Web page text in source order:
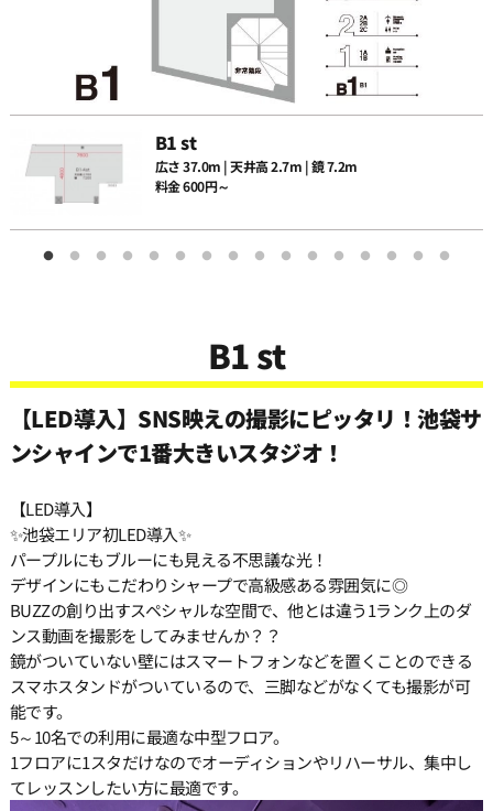
13:00
14:30
15:00
15:30
16:00
16:30
17:00
17:30
B1 st
広さ 37.0m | 天井高 2.7m | 鏡 7.2m
料金 600円～
B1 st
【LED導入】SNS映えの撮影にピッタリ！池袋サ
ンシャインで1番大きいスタジオ！
【LED導入】
✨池袋エリア初LED導入✨
パープルにもブルーにも見える不思議な光！
デザインにもこだわりシャープで高級感ある雰囲気に◎
BUZZの創り出すスペシャルな空間で、他とは違う1ランク上のダ
ンス動画を撮影をしてみませんか？？
鏡がついていない壁にはスマートフォンなどを置くことのできる
スマホスタンドがついているので、三脚などがなくても撮影が可
能です。
5～10名での利用に最適な中型フロア。
1フロアに1スタだけなのでオーディションやリハーサル、集中し
てレッスンしたい方に最適です。